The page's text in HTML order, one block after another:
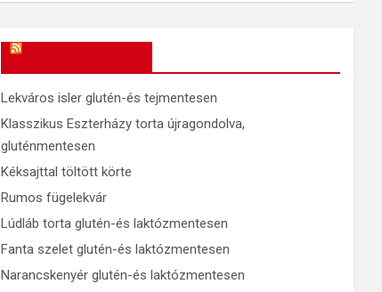
Lekváros isler glutén-és tejmentesen
Klasszikus Eszterházy torta újragondolva,
gluténmentesen
Kéksajttal töltött körte
Rumos fügelekvár
Lúdláb torta glutén-és laktózmentesen
Fanta szelet glutén-és laktózmentesen
Narancskenyér glutén-és laktózmentesen